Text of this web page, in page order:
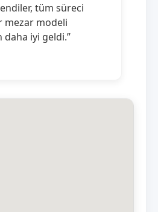
tüm süreci
mezar modeli
iyi geldi.”